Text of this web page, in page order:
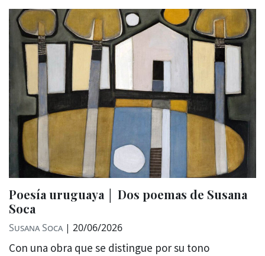
Poesía uruguaya │ Dos poemas de Susana
Soca
Susana Soca | 20/06/2026
Con una obra que se distingue por su tono